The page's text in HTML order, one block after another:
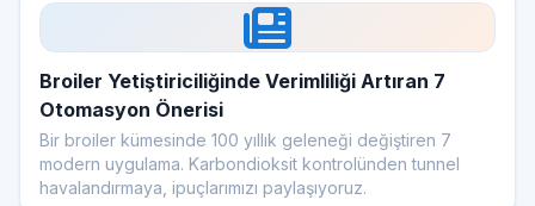
Broiler Yetiştiriciliğinde Verimliliği Artıran 7
Otomasyon Önerisi
Bir broiler kümesinde 100 yıllık geleneği değiştiren 7
modern uygulama. Karbondioksit kontrolünden tunnel
havalandırmaya, ipuçlarımızı paylaşıyoruz.